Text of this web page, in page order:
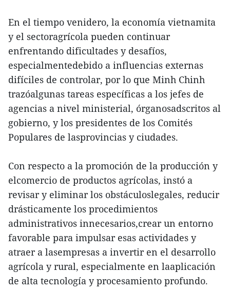
En el tiempo venidero, la economía vietnamita
y el sectoragrícola pueden continuar
enfrentando dificultades y desafíos,
especialmentedebido a influencias externas
difíciles de controlar, por lo que Minh Chinh
trazóalgunas tareas específicas a los jefes de
agencias a nivel ministerial, órganosadscritos al
gobierno, y los presidentes de los Comités
Populares de lasprovincias y ciudades.
Con respecto a la promoción de la producción y
elcomercio de productos agrícolas, instó a
revisar y eliminar los obstáculoslegales, reducir
drásticamente los procedimientos
administrativos innecesarios,crear un entorno
favorable para impulsar esas actividades y
atraer a lasempresas a invertir en el desarrollo
agrícola y rural, especialmente en laaplicación
de alta tecnología y procesamiento profundo.